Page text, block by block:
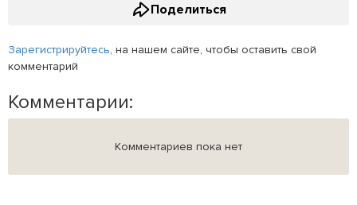
Поделиться
Зарегистрируйтесь, на нашем сайте, чтобы оставить свой
комментарий
Комментарии:
Комментариев пока нет